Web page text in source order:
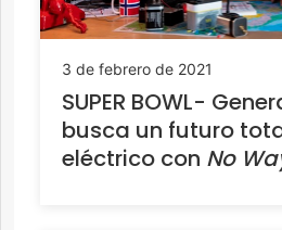
3 de febrero de 2021
SUPER BOWL-
busca un futuro
eléctrico con No